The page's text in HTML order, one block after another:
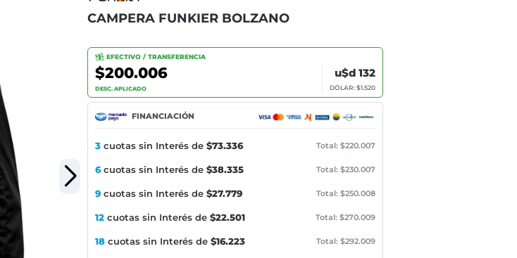
CAMPERA FUNKIER BOLZANO
EFECTIVO / TRANSFERENCIA
$200.006
DESC. APLICADO
u$d 132
DÓLAR: $1.520
FINANCIACIÓN
3 cuotas sin Interés de $73.336 Total: $220.007
6cuotas sin Interés de $38.335 Total: $230.007
9 cuotas sin Interés de $27.779 Total: $250.008
12 cuotas sin Interés de $22.501 Total: $270.009
18 cuotas sin Interés de $16.223 Total: $292.009